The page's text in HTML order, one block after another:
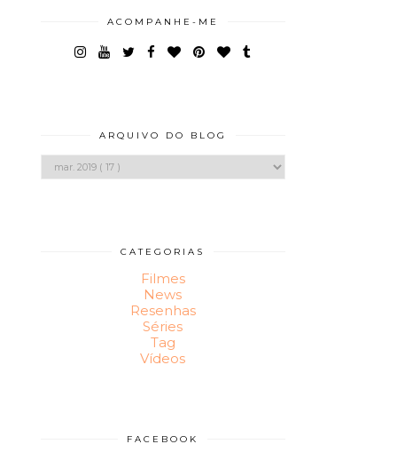
ACOMPANHE-ME
ARQUIVO DO BLOG
CATEGORIAS
Filmes
News
Resenhas
Séries
Tag
Vídeos
FACEBOOK